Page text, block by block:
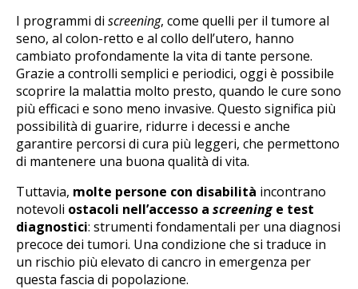
I programmi di screening, come quelli per il tumore al
seno, al colon-retto e al collo dell’utero, hanno
cambiato profondamente la vita di tante persone.
Grazie a controlli semplici e periodici, oggi è possibile
scoprire la malattia molto presto, quando le cure sono
più efficaci e sono meno invasive. Questo significa più
possibilità di guarire, ridurre i decessi e anche
garantire percorsi di cura più leggeri, che permettono
di mantenere una buona qualità di vita.
Tuttavia, molte persone con disabilità incontrano
notevoli ostacoli nell’accesso a screeninge test
diagnostici: strumenti fondamentali per una diagnosi
precoce dei tumori. Una condizione che si traduce in
un rischio più elevato di cancro in emergenza per
questa fascia di popolazione.